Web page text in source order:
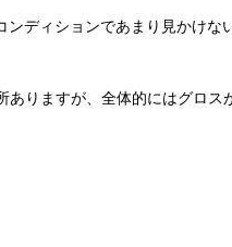
ディションであまり見かけな
ありますが、全体的にはグロ